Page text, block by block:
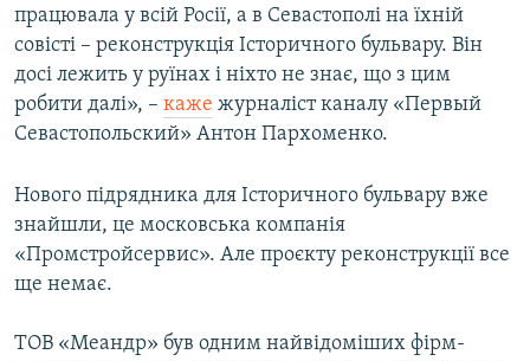
працювала у всій Росії, а в Севастополі на їхній
совісті – реконструкція Історичного бульвару. Він
досі лежить у руїнах і ніхто не знає, що з цим
робити далі», – каже журналіст каналу «Первый
Севастопольский» Антон Пархоменко.
Нового підрядника для Історичного бульвару вже
знайшли, це московська компанія
«Промстройсервис». Але проєкту реконструкції все
ще немає.
ТОВ «Меандр» був одним найвідоміших фірм-